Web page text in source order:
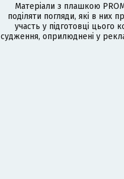
Матеріали з плашкою
поділяти погляди, які в
участь у підготовці цього
судження, оприлюднені у